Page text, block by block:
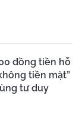
đồng tiền hỗ
tiền mặt”
tư duy